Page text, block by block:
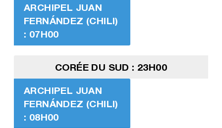
ARCHIPEL JUAN
FERNÁNDEZ (CHILI)
: 07H00
CORÉE DU SUD : 23H00
ARCHIPEL JUAN
FERNÁNDEZ (CHILI)
: 08H00